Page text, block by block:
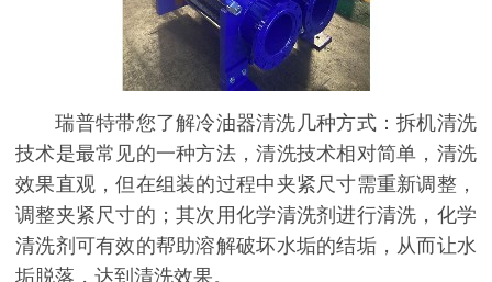
瑞普特带您了解冷油器清洗 几种方式：拆机清洗
技术是最常见的一种方法，清洗技术相对简单，清洗
效果直观，但在组装的过程中夹紧尺寸需重新调整，
调整夹紧尺寸的；其次用化学清洗剂进行清洗，化学
清洗剂可有效的帮助溶解破坏水垢的结垢，从而让水
垢脱落，达到清洗效果。